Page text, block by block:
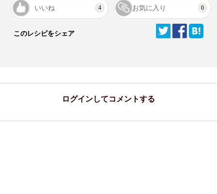
いいね 4 お気に入り 0
このレシピをシェア
ログインしてコメントする